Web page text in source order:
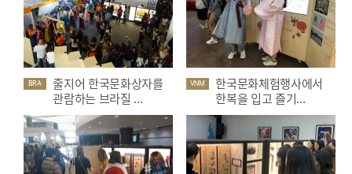
BRA
줄지어 한국문화상자를
관람하는 브라질 ...
VNM
한국문화체험행사에서
한복을 입고 즐기...